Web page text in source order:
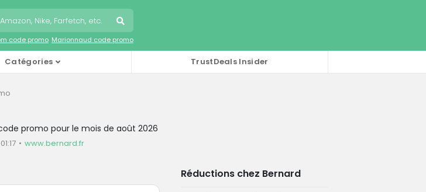
code promo Marionnaud code promo
Catégories TrustDeals Insider
promo pour le mois de août 2026
www.bernard.fr
Réductions chez Bernard